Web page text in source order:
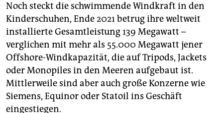
Noch steckt die schwimmende Windkraft in den
Kinderschuhen, Ende 2021 betrug ihre weltweit
installierte Gesamtleistung 139 Megawatt –
verglichen mit mehr als 55.000 Megawatt jener
Offshore-Windkapazität, die auf Tripods, Jackets
oder Monopiles in den Meeren aufgebaut ist.
Mittlerweile sind aber auch große Konzerne wie
Siemens, Equinor oder Statoil ins Geschäft
eingestiegen.